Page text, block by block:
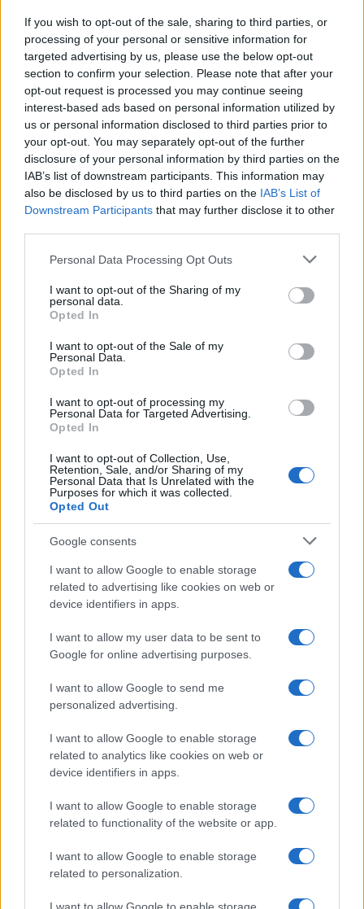
If you wish to opt-out of the sale, sharing to third parties, or
processing of your personal or sensitive information for
targeted advertising by us, please use the below opt-out
section to confirm your selection. Please note that after your
opt-out request is processed you may continue seeing
interest-based ads based on personal information utilized by
us or personal information disclosed to third parties prior to
your opt-out. You may separately opt-out of the further
disclosure of your personal information by third parties on the
IAB’s list of downstream participants. This information may
also be disclosed by us to third parties on the IAB’s List of
Downstream Participants that may further disclose it to other
Please note that this website/app uses one or more Google
not limited to your visit or usage behaviour. You may click to
grant or deny consent to Google and its third-party tags to
use your data for below specified purposes in below Google
consent section.
Personal Data Processing Opt Outs
I want to opt-out of the Sharing of my
personal data.
Opted In
I want to opt-out of the Sale of my
Personal Data.
Opted In
I want to opt-out of processing my
Personal Data for Targeted Advertising.
Opted In
I want to opt-out of Collection, Use,
Retention, Sale, and/or Sharing of my
Personal Data that Is Unrelated with the
Purposes for which it was collected.
Opted Out
Google consents
I want to allow Google to enable storage
related to advertising like cookies on web or
device identifiers in apps.
I want to allow my user data to be sent to
Google for online advertising purposes.
I want to allow Google to send me
personalized advertising.
I want to allow Google to enable storage
related to analytics like cookies on web or
device identifiers in apps.
I want to allow Google to enable storage
related to functionality of the website or app.
I want to allow Google to enable storage
related to personalization.
AUTORE
AiAdhubMedia
Continua a leggere
NEWS
Come scegliere le scarpe da running donna: comfort
e performance